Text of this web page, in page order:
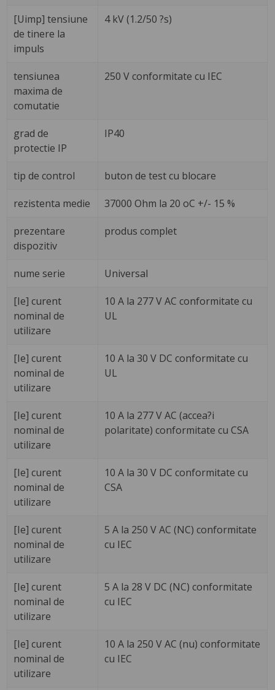
[Uimp] tensiune
de tinere la
impuls
4 kV (1.2/50 ?s)
tensiunea
maxima de
comutatie
250 V conformitate cu IEC
grad de
protectie IP
IP40
tip de control buton de test cu blocare
rezistenta medie 37000 Ohm la 20 oC +/- 15 %
prezentare
dispozitiv
produs complet
nume serie Universal
[Ie] curent
nominal de
utilizare
10 A la 277 V AC conformitate cu
UL
[Ie] curent
nominal de
utilizare
10 A la 30 V DC conformitate cu
UL
[Ie] curent
nominal de
utilizare
10 A la 277 V AC (accea?i
polaritate) conformitate cu CSA
[Ie] curent
nominal de
utilizare
10 A la 30 V DC conformitate cu
CSA
[Ie] curent
nominal de
utilizare
5 A la 250 V AC (NC) conformitate
cu IEC
[Ie] curent
nominal de
utilizare
5 A la 28 V DC (NC) conformitate
cu IEC
[Ie] curent
nominal de
utilizare
10 A la 250 V AC (nu) conformitate
cu IEC